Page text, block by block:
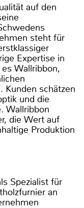
auf den
steht für
Expertise in
Wallribbon,
Kunden schätzen
und die
Wallribbon
die Wert auf
Produktion
Spezialist für
an